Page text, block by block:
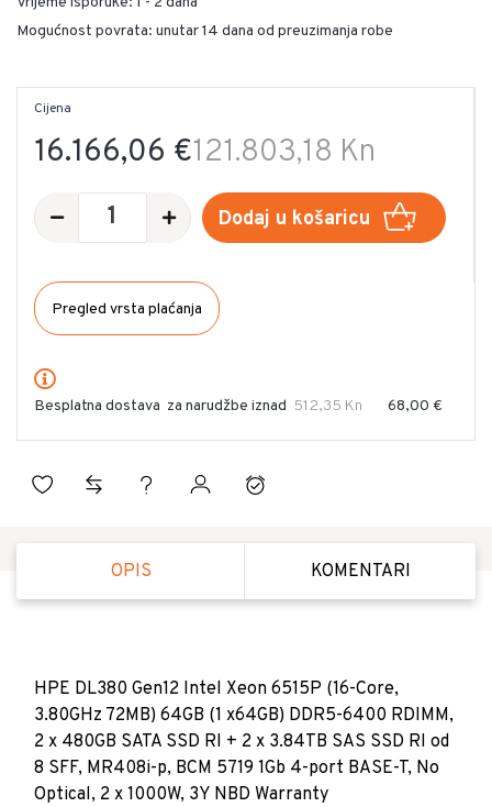
Mogućnost povrata: unutar 14 dana od preuzimanja robe
16.166,06 €121.803,18 Kn
Cijena
Dodaj u košaricu
Pregled vrsta plaćanja
Besplatna dostava za narudžbe iznad 512,35 Kn 68,00 €
OPIS KOMENTARI
HPE DL380 Gen12 Intel Xeon 6515P (16-Core,
3.80GHz 72MB) 64GB (1 x64GB) DDR5-6400 RDIMM,
2 x 480GB SATA SSD RI + 2 x 3.84TB SAS SSD RI od
8 SFF, MR408i-p, BCM 5719 1Gb 4-port BASE-T, No
Optical, 2 x 1000W, 3Y NBD Warranty